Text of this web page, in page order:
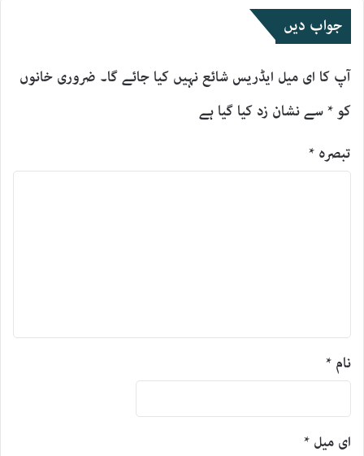
جواب دیں
آپ کا ای میل ایڈریس شائع نہیں کیا جائے گا۔ ضروری خانوں
کو *سے نشان زد کیا گیا ہے
تبصرہ *
نام *
ای میل *